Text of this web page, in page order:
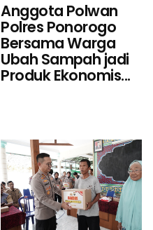
Anggota Polwan
Polres Ponorogo
Bersama Warga
Ubah Sampah jadi
Produk Ekonomis...